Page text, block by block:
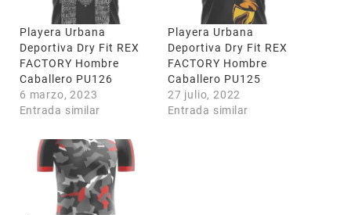
Playera Urbana
Deportiva Dry Fit REX
FACTORY Hombre
Caballero PU126
6 marzo, 2023
Entrada similar
Playera Urbana
Deportiva Dry Fit REX
FACTORY Hombre
Caballero PU125
27 julio, 2022
Entrada similar